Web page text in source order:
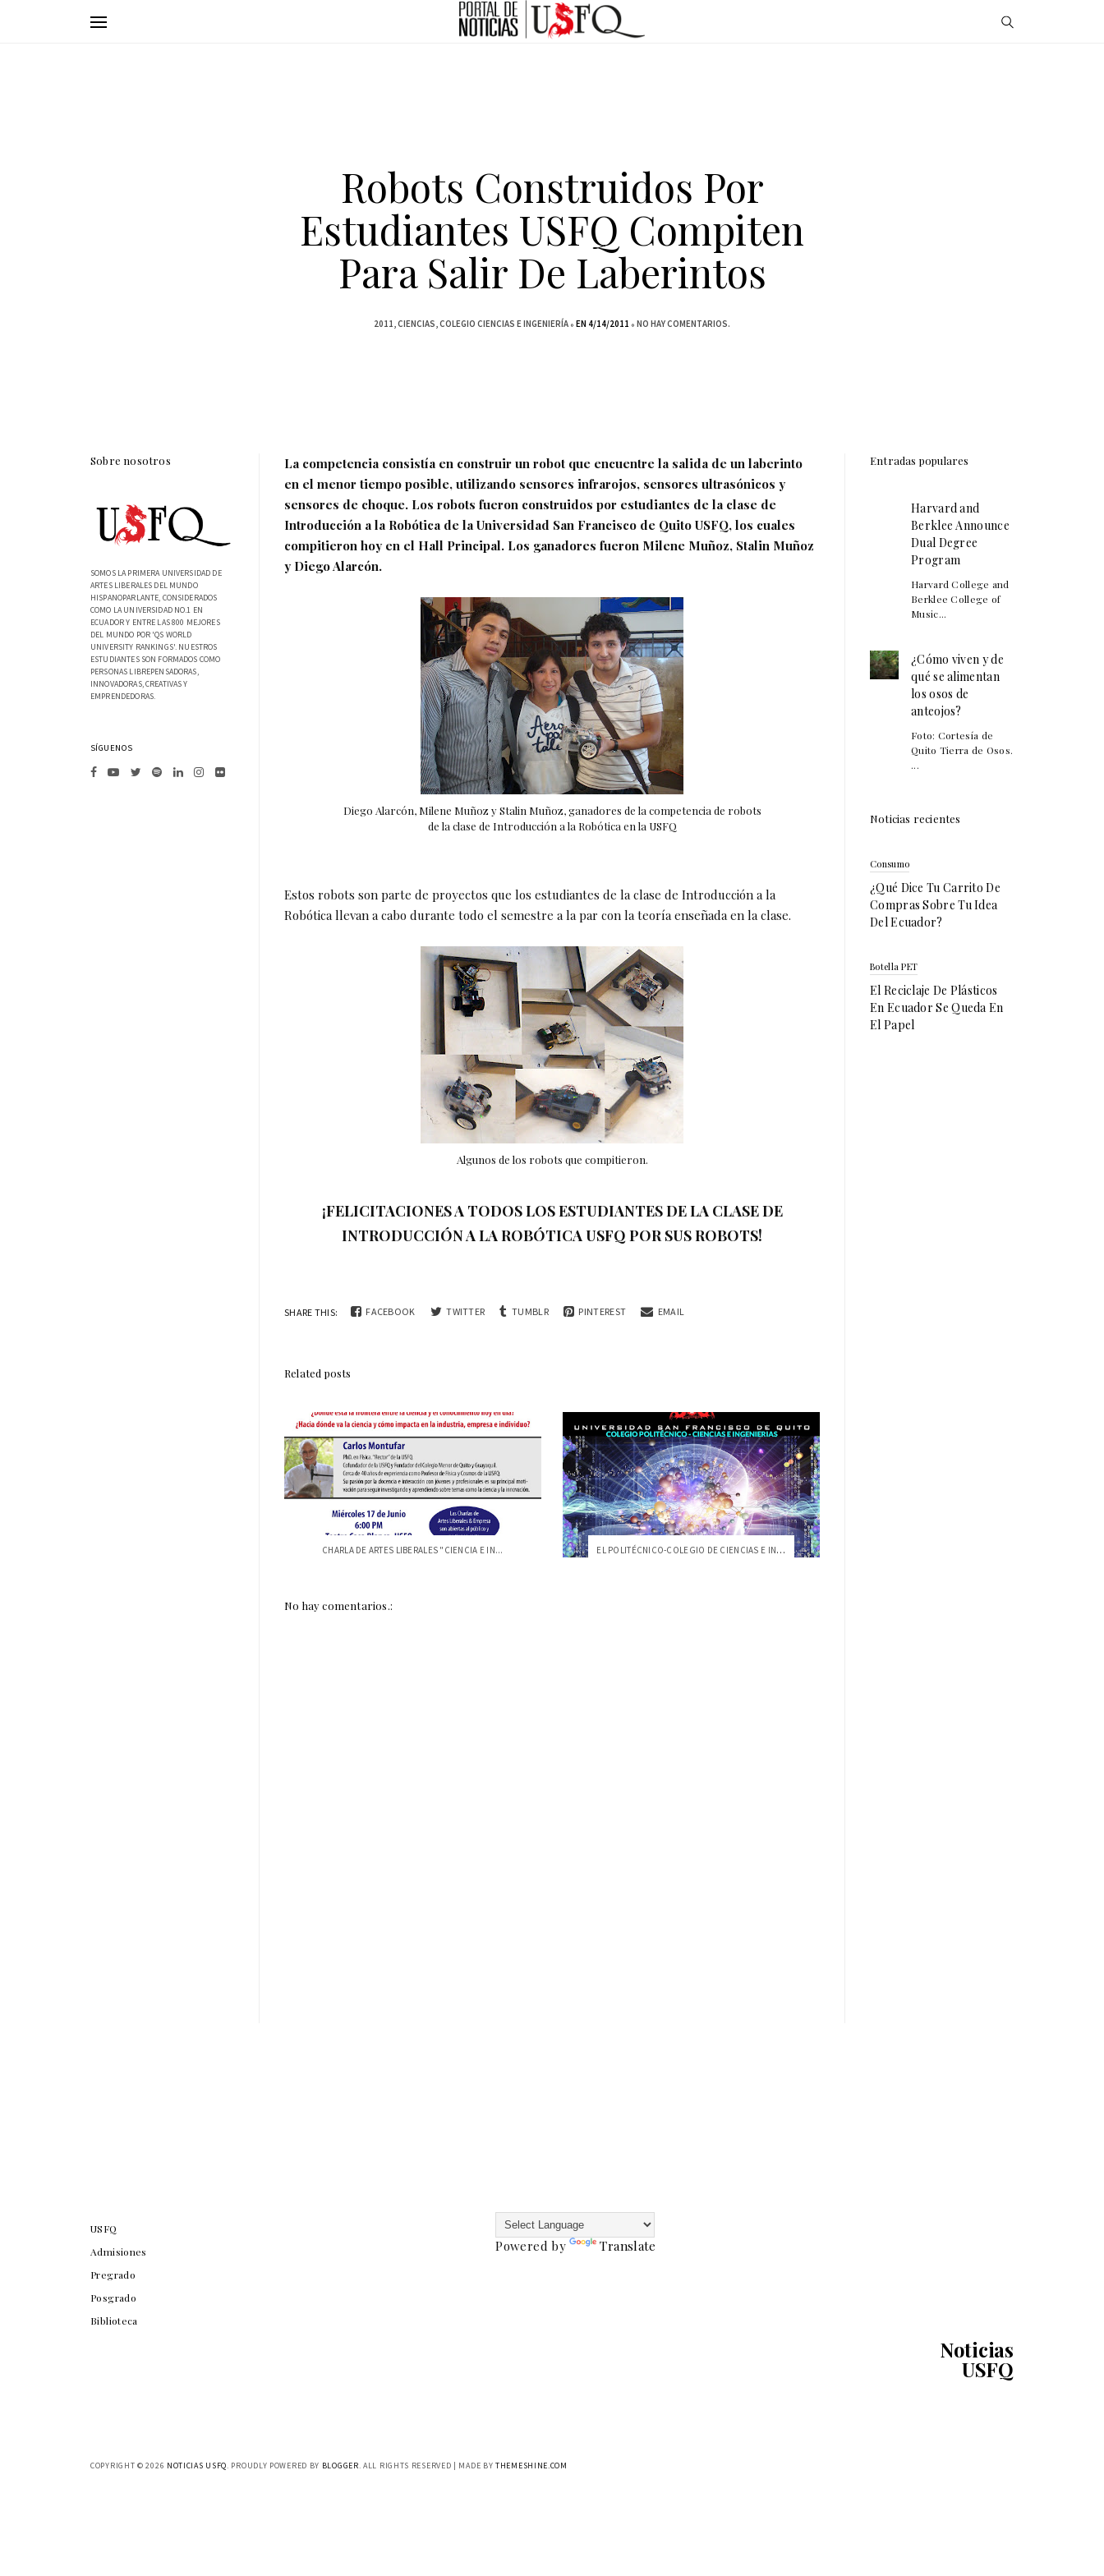
Robots Construidos Por
Estudiantes USFQ Compiten
Para Salir De Laberintos
2011 CIENCIAS COLEGIO CIENCIAS E INGENIERÍA EN 4/14/2011 NO HAY COMENTARIOS.
La competencia consistía en construir un robot que encuentre la salida de un laberinto
en el menor tiempo posible, utilizando sensores infrarojos, sensores ultrasónicos y
sensores de choque. Los robots fueron construidos por estudiantes de la clase de
Introducción a la Robótica de la Universidad San Francisco de Quito USFQ, los cuales
compitieron hoy en el Hall Principal. Los ganadores fueron Milene Muñoz, Stalin Muñoz
y Diego Alarcón.
Diego Alarcón, Milene Muñoz y Stalin Muñoz, ganadores de la competencia de robots
de la clase de Introducción a la Robótica en la USFQ
Estos robots son parte de proyectos que los estudiantes de la clase de Introducción a la
Robótica llevan a cabo durante todo el semestre a la par con la teoría enseñada en la clase.
Algunos de los robots que compitieron.
¡FELICITACIONES A TODOS LOS ESTUDIANTES DE LA CLASE DE
INTRODUCCIÓN A LA ROBÓTICA USFQ POR SUS ROBOTS!
SHARE THIS: FACEBOOK TWITTER TUMBLR PINTEREST EMAIL
Related posts
CHARLA DE ARTES LIBERALES "CIENCIA E IN... EL POLITÉCNICO-COLEGIO DE CIENCIAS E ING...
No hay comentarios.:
Sobre nosotros
SOMOS LA PRIMERA UNIVERSIDAD DE
ARTES LIBERALES DEL MUNDO
HISPANOPARLANTE, CONSIDERADOS
COMO LA UNIVERSIDAD NO.1 EN
ECUADOR Y ENTRE LAS 800 MEJORES
DEL MUNDO POR 'QS WORLD
UNIVERSITY RANKINGS'. NUESTROS
ESTUDIANTES SON FORMADOS COMO
PERSONAS LIBREPENSADORAS,
INNOVADORAS, CREATIVAS Y
EMPRENDEDORAS.
SÍGUENOS
Entradas populares
Harvard and
Berklee Announce
Dual Degree
Program
Harvard College and
Berklee College of
Music...
¿Cómo viven y de
qué se alimentan
los osos de
anteojos?
Foto: Cortesía de
Quito Tierra de Osos.
...
Noticias recientes
Consumo
¿Qué Dice Tu Carrito De
Compras Sobre Tu Idea
Del Ecuador?
Botella PET
El Reciclaje De Plásticos
En Ecuador Se Queda En
El Papel
USFQ
Admisiones
Pregrado
Posgrado
Biblioteca
Powered by Translate
Noticias
USFQ
COPYRIGHT ©2026 NOTICIAS USFQ. PROUDLY POWERED BY BLOGGER. ALL RIGHTS RESERVED | MADE BYTHEMESHINE.COM